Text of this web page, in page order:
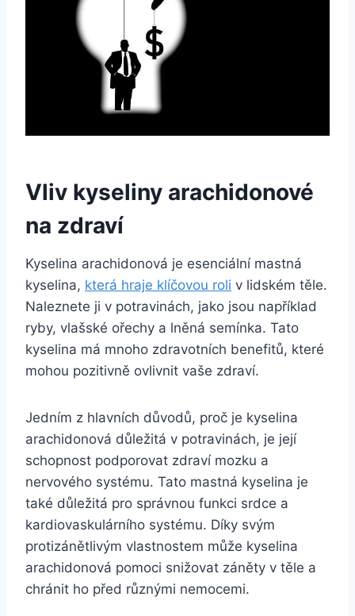
Vliv kyseliny arachidonové
na zdraví
Kyselina arachidonová je esenciální mastná
kyselina, která hraje klíčovou roli v lidském těle.
Naleznete ji v potravinách, jako jsou například
ryby, vlašské ořechy a lněná semínka. Tato
kyselina má mnoho zdravotních benefitů, které
mohou pozitivně ovlivnit vaše zdraví.
Jedním z hlavních důvodů, proč je kyselina
arachidonová důležitá v potravinách, je její
schopnost podporovat zdraví mozku a
nervového systému. Tato mastná kyselina je
také důležitá pro správnou funkci srdce a
kardiovaskulárního systému. Díky svým
protizánětlivým vlastnostem může kyselina
arachidonová pomoci snižovat záněty v těle a
chránit ho před různými nemocemi.